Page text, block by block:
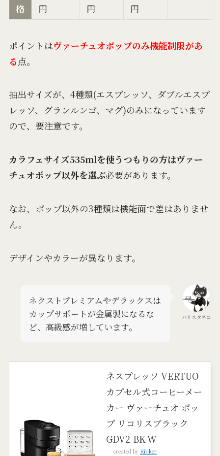
格
円
円
円
ポイントはヴァーチュオポップのみ機能制限があ
る 点。
抽出サイズが、4種類(エスプレッソ、ダブルエスプ
レッソ、グランルンゴ、マグ)のみになっています
ので、要注意です。
カラフェサイズ535mlを使うつもりの方はヴァー
チュオポップ以外を選ぶ必要があります。
なお、ポップ以外の3種類は機能面で差はありませ
ん。
デザインやカラーが異なります。
バリスタネコ
ネクストプレミアムやデラックスは
カップサポートが金属製になるな
ど、高級感が増しています。
ネスプレッソ VERTUO
カプセル式コーヒーメー
カー ヴァーチュオ ポッ
プ リコリスブラック
GDV2-BK-W
created by Rinker